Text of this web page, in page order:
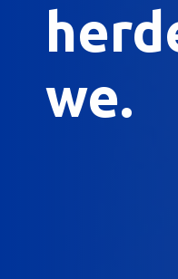
we.